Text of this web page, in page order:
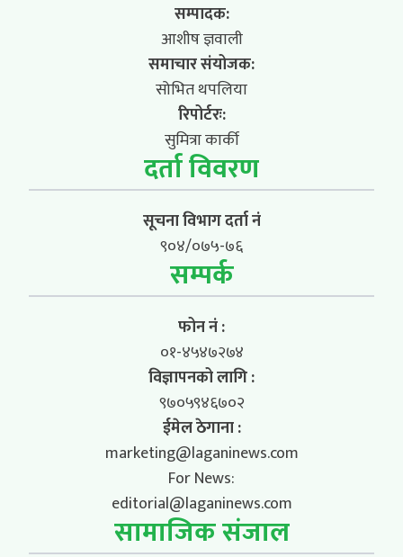
सम्पादक:
आशीष ज्ञवाली
समाचार संयोजक:
सोभित थपलिया
रिपोर्टरः:
सुमित्रा कार्की
दर्ता विवरण
सूचना विभाग दर्ता नं
९०४/०७५-७६
सम्पर्क
फोन नं :
०१-४५४७२७४
विज्ञापनको लागि :
९७०५९४६७०२
ईमेल ठेगाना :
marketing@laganinews.com
For News:
editorial@laganinews.com
सामाजिक संजाल